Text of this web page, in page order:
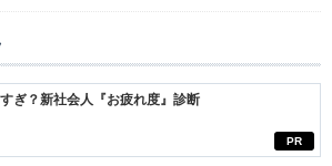
PR
ぎ？新社会人『お疲れ度』診断